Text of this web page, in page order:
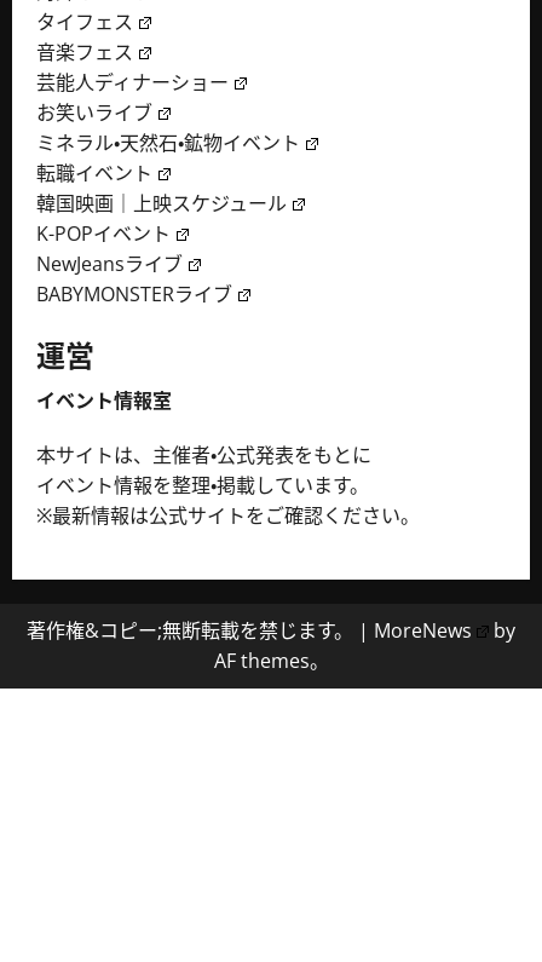
タイフェス
音楽フェス
芸能人ディナーショー
お笑いライブ
ミネラル・天然石・鉱物イベント
転職イベント
韓国映画｜上映スケジュール
K-POPイベント
NewJeansライブ
BABYMONSTERライブ
運営
イベント情報室
本サイトは、主催者・公式発表をもとに
イベント情報を整理・掲載しています。
※最新情報は公式サイトをご確認ください。
著作権&コピー;無断転載を禁じます。 | MoreNews
by
AF themes。